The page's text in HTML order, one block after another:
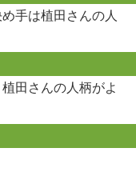
手は植田さんの人
田さんの人柄がよ